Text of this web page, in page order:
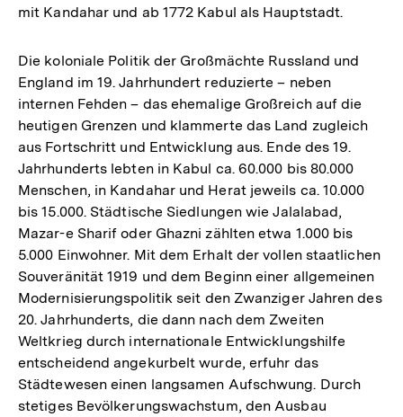
mit Kandahar und ab 1772 Kabul als Hauptstadt.
Die koloniale Politik der Großmächte Russland und
England im 19. Jahrhundert reduzierte – neben
internen Fehden – das ehemalige Großreich auf die
heutigen Grenzen und klammerte das Land zugleich
aus Fortschritt und Entwicklung aus. Ende des 19.
Jahrhunderts lebten in Kabul ca. 60.000 bis 80.000
Menschen, in Kandahar und Herat jeweils ca. 10.000
bis 15.000. Städtische Siedlungen wie Jalalabad,
Mazar-e Sharif oder Ghazni zählten etwa 1.000 bis
5.000 Einwohner. Mit dem Erhalt der vollen staatlichen
Souveränität 1919 und dem Beginn einer allgemeinen
Modernisierungspolitik seit den Zwanziger Jahren des
20. Jahrhunderts, die dann nach dem Zweiten
Weltkrieg durch internationale Entwicklungshilfe
entscheidend angekurbelt wurde, erfuhr das
Städtewesen einen langsamen Aufschwung. Durch
stetiges Bevölkerungswachstum, den Ausbau